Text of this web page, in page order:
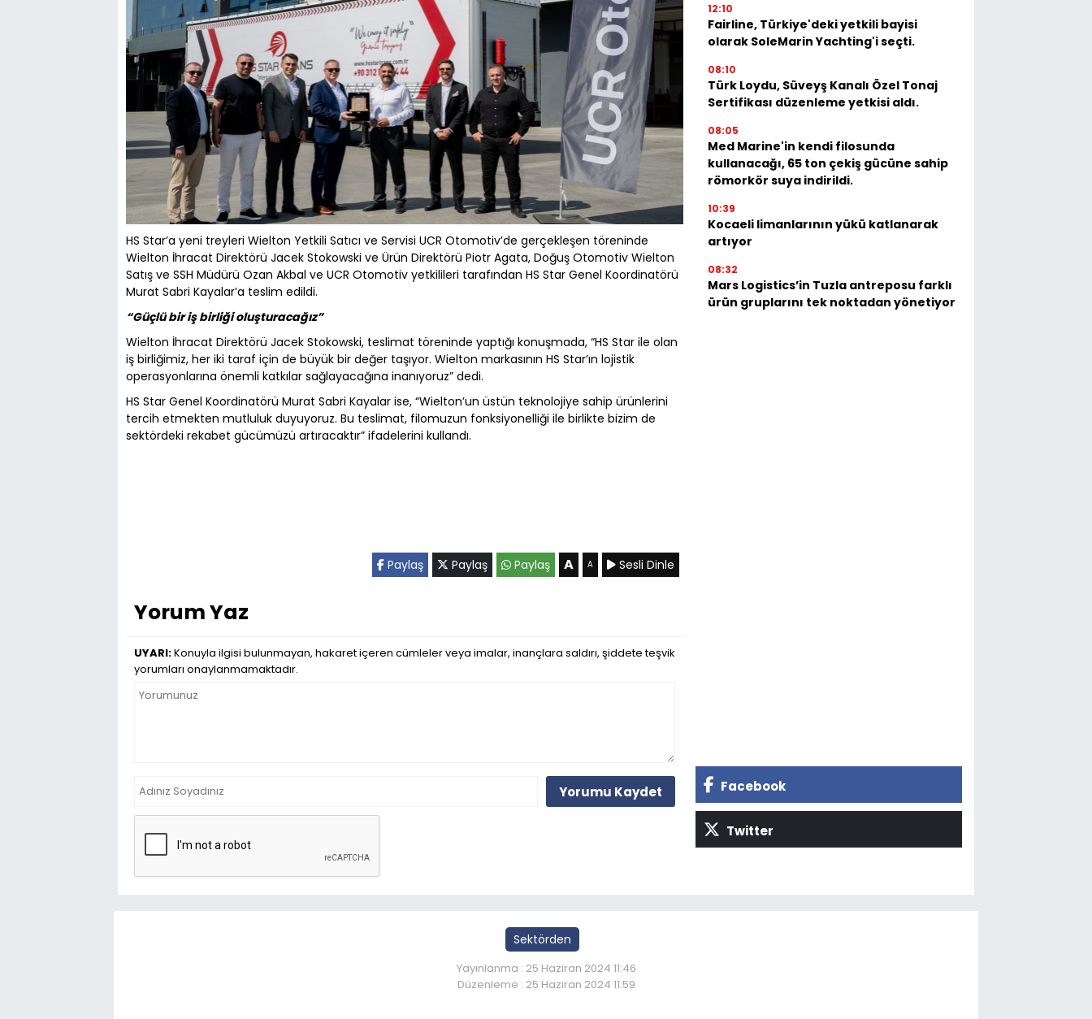
HS Star’a yeni treyleri Wielton Yetkili Satıcı ve Servisi UCR Otomotiv’de gerçekleşen töreninde
Wielton İhracat Direktörü Jacek Stokowski ve Ürün Direktörü Piotr Agata, Doğuş Otomotiv Wielton
Satış ve SSH Müdürü Ozan Akbal ve UCR Otomotiv yetkilileri tarafından HS Star Genel Koordinatörü
Murat Sabri Kayalar’a teslim edildi.
“Güçlü bir iş birliği oluşturacağız”
Wielton İhracat Direktörü Jacek Stokowski, teslimat töreninde yaptığı konuşmada, “HS Star ile olan
iş birliğimiz, her iki taraf için de büyük bir değer taşıyor. Wielton markasının HS Star’ın lojistik
operasyonlarına önemli katkılar sağlayacağına inanıyoruz” dedi.
HS Star Genel Koordinatörü Murat Sabri Kayalar ise, “Wielton’un üstün teknolojiye sahip ürünlerini
tercih etmekten mutluluk duyuyoruz. Bu teslimat, filomuzun fonksiyonelliği ile birlikte bizim de
sektördeki rekabet gücümüzü artıracaktır” ifadelerini kullandı.
Paylaş Paylaş Paylaş A A Sesli Dinle
Yorum Yaz
UYARI:Konuyla ilgisi bulunmayan, hakaret içeren cümleler veya imalar, inançlara saldırı, şiddete teşvik
yorumları onaylanmamaktadır.
Yorumu Kaydet
12:10
Fairline, Türkiye'deki yetkili bayisi
olarak SoleMarin Yachting'i seçti.
08:10
Türk Loydu, Süveyş Kanalı Özel Tonaj
Sertifikası düzenleme yetkisi aldı.
08:05
Med Marine'in kendi filosunda
kullanacağı, 65 ton çekiş gücüne sahip
römorkör suya indirildi.
10:39
Kocaeli limanlarının yükü katlanarak
artıyor
08:32
Mars Logistics’in Tuzla antreposu farklı
ürün gruplarını tek noktadan yönetiyor
Facebook
Twitter
Sektörden
Yayınlanma : 25 Haziran 2024 11:46
Düzenleme : 25 Haziran 2024 11:59